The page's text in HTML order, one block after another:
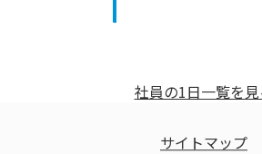
社員の1日一覧を見
サイトマップ